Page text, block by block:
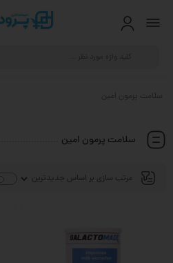
سلامت پرمون امین
سلامت پرمون امین